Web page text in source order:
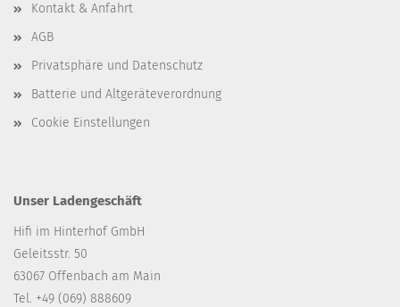
Kontakt & Anfahrt
AGB
Privatsphäre und Datenschutz
Batterie und Altgeräteverordnung
Cookie Einstellungen
Unser Ladengeschäft
Hifi im Hinterhof GmbH
Geleitsstr. 50
63067 Offenbach am Main
Tel. +49 (069) 888609